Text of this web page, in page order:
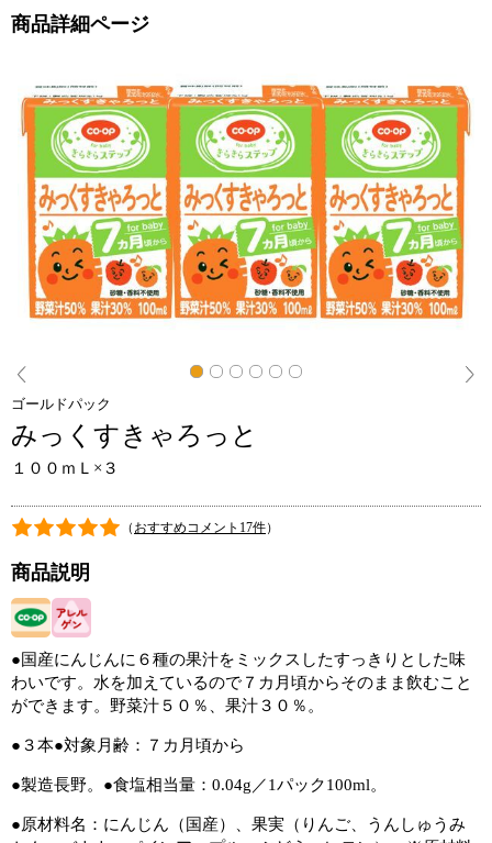
商品詳細ページ
ゴールドパック
みっくすきゃろっと
１００ｍＬ×３
（ おすすめコメント17件）
商品説明
●国産にんじんに６種の果汁をミックスしたすっきりとした味
わいです。水を加えているので７カ月頃からそのまま飲むこと
ができます。野菜汁５０％、果汁３０％。
●３本●対象月齢：７カ月頃から
●製造長野。●食塩相当量：0.04g／1パック100ml。
●原材料名：にんじん（国産）、果実（りんご、うんしゅうみ